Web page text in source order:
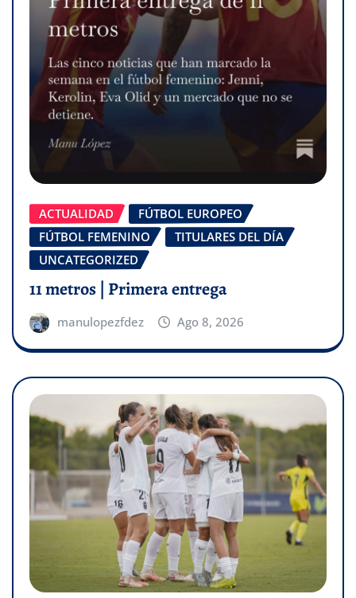
ACTUALIDAD
FÚTBOL EUROPEO
FÚTBOL FEMENINO
TITULARES DEL DÍA
UNCATEGORIZED
11 metros | Primera entrega
manulopezfdez Ago 8, 2026